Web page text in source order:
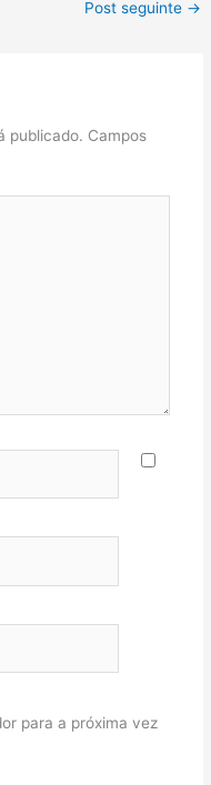
Post seguinte →
publicado. Campos
para a próxima vez